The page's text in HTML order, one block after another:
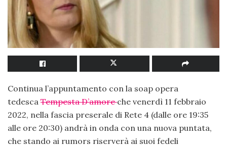
Continua l’appuntamento con la soap opera
tedesca Tempesta D’amoreche venerdì 11 febbraio
2022, nella fascia preserale di Rete 4 (dalle ore 19:35
alle ore 20:30) andrà in onda con una nuova puntata,
che stando ai rumors riserverà ai suoi fedeli